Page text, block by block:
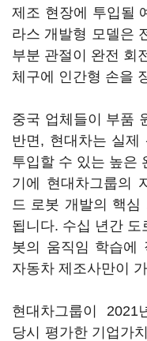
제조 현장에 투입될
라스 개발형 모델은
부분 관절이 완전 회
체구에 인간형 손을
중국 업체들이 부품
반면, 현대차는 실
투입할 수 있는 높은
기에 현대차그룹의
드 로봇 개발의 핵
됩니다. 수십 년간
봇의 움직임 학습에
자동차 제조사만이
현대차그룹이 2021
당시 평가한 기업가